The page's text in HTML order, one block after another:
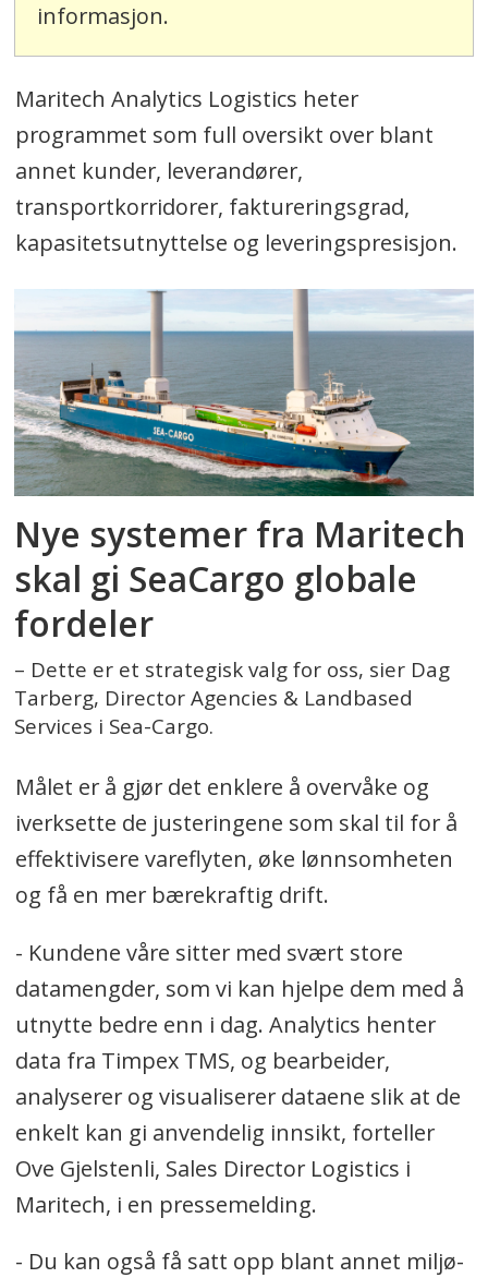
informasjon.
Maritech Analytics Logistics heter
programmet som full oversikt over blant
annet kunder, leverandører,
transportkorridorer, faktureringsgrad,
kapasitetsutnyttelse og leveringspresisjon.
Nye systemer fra Maritech
skal gi SeaCargo globale
fordeler
– Dette er et strategisk valg for oss, sier Dag
Tarberg, Director Agencies & Landbased
Services i Sea-Cargo.
Målet er å gjør det enklere å overvåke og
iverksette de justeringene som skal til for å
effektivisere vareflyten, øke lønnsomheten
og få en mer bærekraftig drift.
- Kundene våre sitter med svært store
datamengder, som vi kan hjelpe dem med å
utnytte bedre enn i dag. Analytics henter
data fra Timpex TMS, og bearbeider,
analyserer og visualiserer dataene slik at de
enkelt kan gi anvendelig innsikt, forteller
Ove Gjelstenli, Sales Director Logistics i
Maritech, i en pressemelding.
- Du kan også få satt opp blant annet miljø-